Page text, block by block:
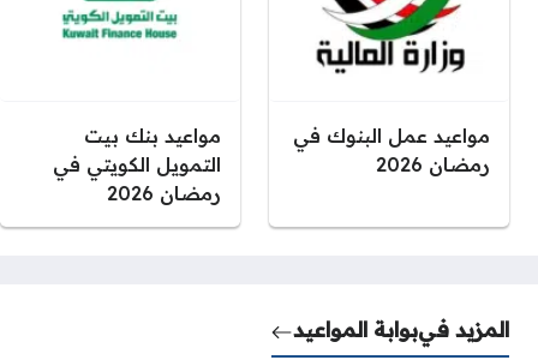
مواعيد عمل البنوك في
رمضان 2026
مواعيد بنك بيت
التمويل الكويتي في
رمضان 2026
المزيد فيبوابة المواعيد